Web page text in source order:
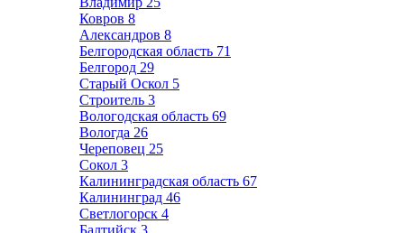
Ковров 8
Александров 8
Белгородская область 71
Белгород 29
Старый Оскол 5
Строитель 3
Вологодская область 69
Вологда 26
Череповец 25
Сокол 3
Калининградская область 67
Калининград 46
Светлогорск 4
Балтийск 3